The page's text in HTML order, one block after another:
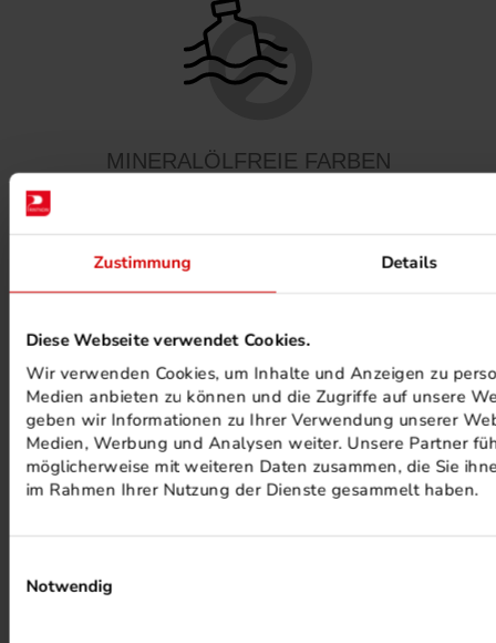
Zustimmung Details
Diese Webseite verwendet Cookies.
Wir verwenden Cookies, um Inhalte und Anzeigen zu
Medien anbieten zu können und die Zugriffe auf unsere
geben wir Informationen zu Ihrer Verwendung unserer
Medien, Werbung und Analysen weiter. Unsere Partner
möglicherweise mit weiteren Daten zusammen, die Sie
im Rahmen Ihrer Nutzung der Dienste gesammelt haben.
Notwendig
MINERALÖLFREIE FARBEN
PHOTOVOLTAIK ANLAGEN